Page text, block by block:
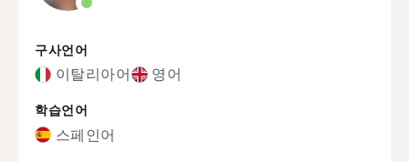
구사언어
이탈리아어 영어
학습언어
스페인어